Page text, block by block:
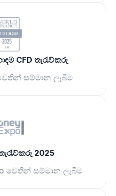
CFD තැරැව්කරු
සම්මාන ලැබීම
2025
වෙතින් සම්මාන ලැබීම